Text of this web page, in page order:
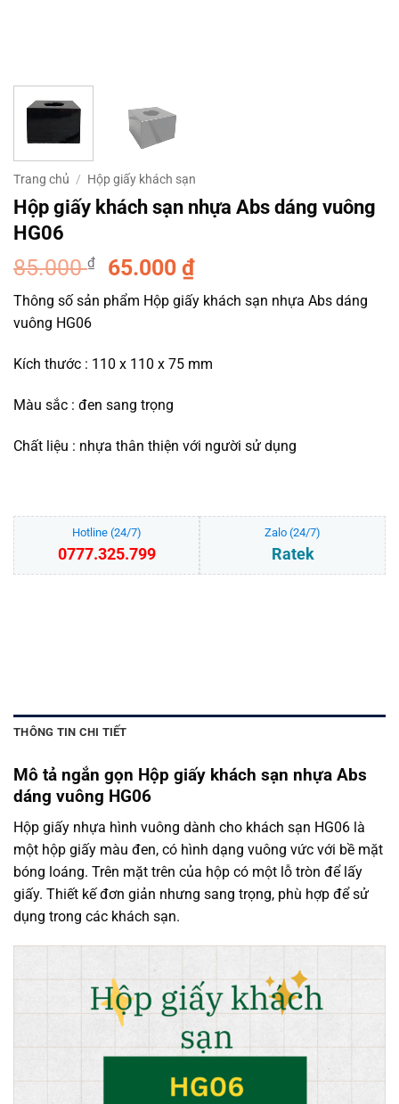
Trang chủ / Hộp giấy khách sạn
Hộp giấy khách sạn nhựa Abs dáng vuông
HG06
85.000₫
Giá
gốc
là:
65.000 ₫Giá
hiện
tại
Thông số sản phẩm Hộp giấy khách sạn nhựa Abs dáng
vuông HG06
Kích thước : 110 x 110 x 75 mm
Màu sắc : đen sang trọng
Chất liệu : nhựa thân thiện với người sử dụng
Hotline (24/7)
0777.325.799
Zalo (24/7)
Ratek
THÔNG TIN CHI TIẾT
Mô tả ngắn gọn Hộp giấy khách sạn nhựa Abs
dáng vuông HG06
Hộp giấy nhựa hình vuông dành cho khách sạn HG06 là
một hộp giấy màu đen, có hình dạng vuông vức với bề mặt
bóng loáng. Trên mặt trên của hộp có một lỗ tròn để lấy
giấy. Thiết kế đơn giản nhưng sang trọng, phù hợp để sử
dụng trong các khách sạn.